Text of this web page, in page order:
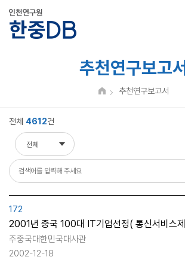
추천연구보고서
추천연구보고서
전체 4612건
전체
전체
제목
172
2001년 중국 100대 IT기업선정( 통신서비스
주중국대한민국대사관
2002-12-18